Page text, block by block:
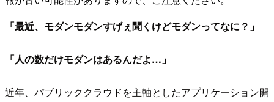
「最近、モダンモダンすげぇ聞くけどモダンってなに？」
「人の数だけモダンはあるんだよ…」
近年、パブリッククラウドを主軸としたアプリケーション開